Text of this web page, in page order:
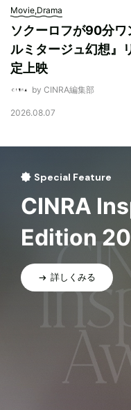
Movie,Drama
ソクーロフが90分
ルミタージュ幻想』
定上映
by CINRA編集部
2026.08.07
Special Feature
CINRA
Edition
詳しくみる